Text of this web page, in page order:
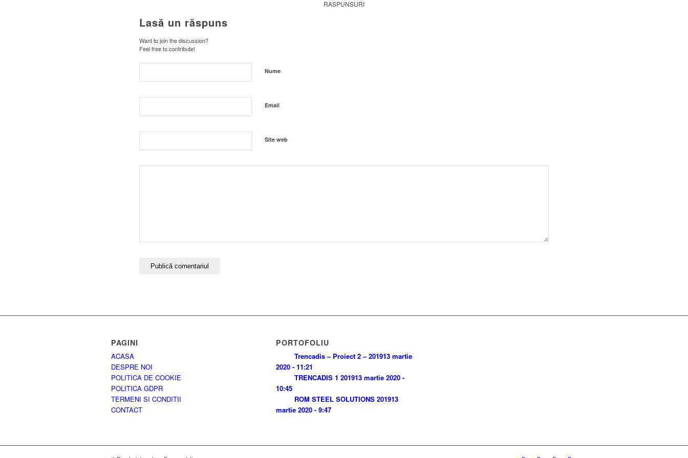
RASPUNSURI
Lasă un răspuns
Want to join the discussion?
Feel free to contribute!
Nume
Email
Site web
PAGINI
ACASA
DESPRE NOI
POLITICA DE COOKIE
POLITICA GDPR
TERMENI SI CONDITII
CONTACT
PORTOFOLIU
Trencadis – Proiect 2 – 201913 martie
2020 - 11:21
TRENCADIS 1 201913 martie 2020 -
10:45
ROM STEEL SOLUTIONS 201913
martie 2020 - 9:47